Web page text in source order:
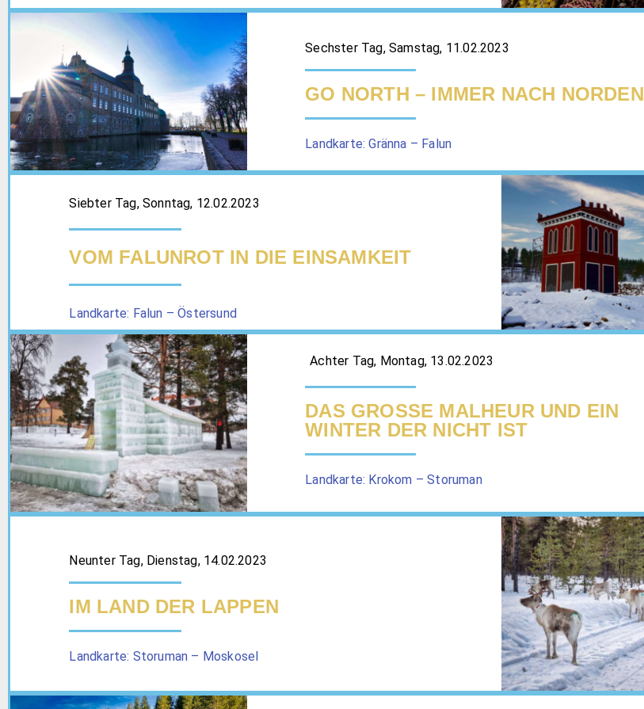
Sechster Tag, Samstag, 11.02.2023
GO NORTH – IMMER NACH NORDEN
Landkarte: Gränna – Falun
Siebter Tag, Sonntag, 12.02.2023
VOM FALUNROT IN DIE EINSAMKEIT
Landkarte: Falun – Östersund
Achter Tag, Montag, 13.02.2023
DAS GROSSE MALHEUR UND EIN W
INTER DER NICHT IST
Landkarte: Krokom – Storuman
Neunter Tag, Dienstag, 14.02.2023
IM LAND DER LAPPEN
Landkarte: Storuman – Moskosel